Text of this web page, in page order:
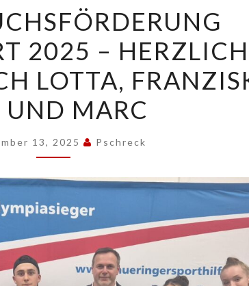
SOMMERSPORT
2025
–
HERZLICHEN
GLÜCKWUNSCH
FRANZISKA,
UND
MARC
2025 –
LOTTA,
UND MARC
13, 2025 Pschreck